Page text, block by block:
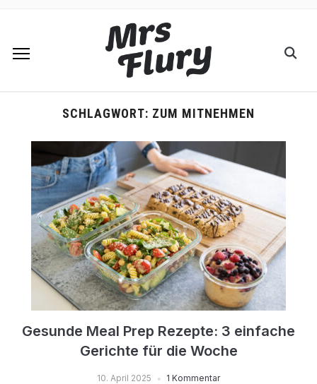
SCHLAGWORT: ZUM MITNEHMEN
Gesunde Meal Prep Rezepte: 3 einfache
Gerichte für die Woche
10. April 2025 1 Kommentar